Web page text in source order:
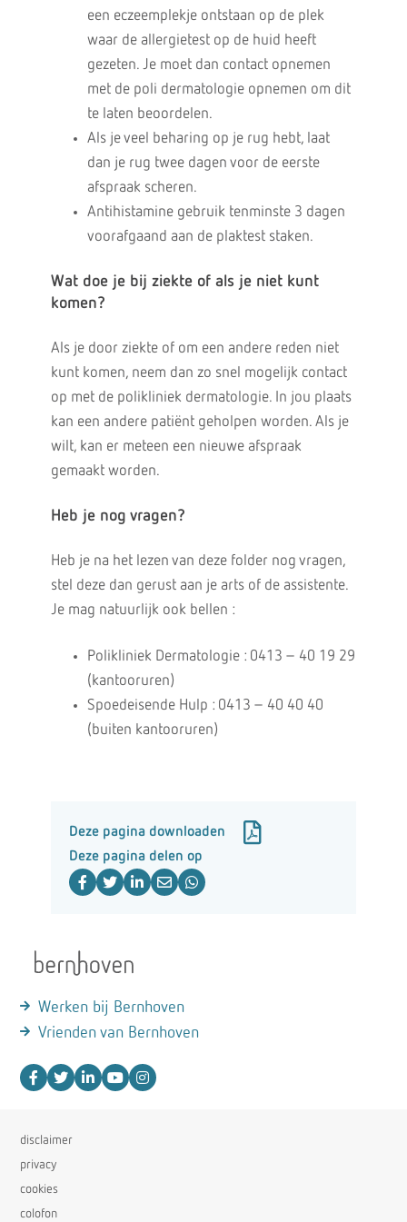
een eczeemplekje ontstaan op de plek
waar de allergietest op de huid heeft
gezeten. Je moet dan contact opnemen
met de poli dermatologie opnemen om dit
te laten beoordelen.
Als je veel beharing op je rug hebt, laat
dan je rug twee dagen voor de eerste
afspraak scheren.
Antihistamine gebruik tenminste 3 dagen
voorafgaand aan de plaktest staken.
Wat doe je bij ziekte of als je niet kunt
komen?
Als je door ziekte of om een andere reden niet
kunt komen, neem dan zo snel mogelijk contact
op met de polikliniek dermatologie. In jou plaats
kan een andere patiënt geholpen worden. Als je
wilt, kan er meteen een nieuwe afspraak
gemaakt worden.
Heb je nog vragen?
Heb je na het lezen van deze folder nog vragen,
stel deze dan gerust aan je arts of de assistente.
Je mag natuurlijk ook bellen :
Polikliniek Dermatologie : 0413 – 40 19 29
(kantooruren)
Spoedeisende Hulp : 0413 – 40 40 40
(buiten kantooruren)
Deze pagina downloaden
Deze pagina delen op
Werken bij Bernhoven
Vrienden van Bernhoven
disclaimer
privacy
cookies
colofon